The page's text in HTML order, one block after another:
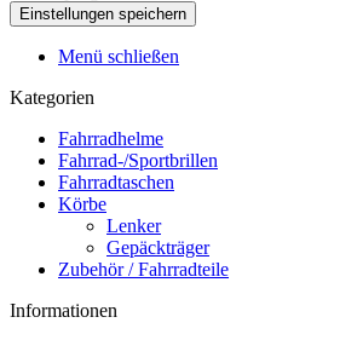
Menü schließen
Kategorien
Fahrradhelme
Fahrrad-/Sportbrillen
Fahrradtaschen
Körbe
Lenker
Gepäckträger
Zubehör / Fahrradteile
Informationen